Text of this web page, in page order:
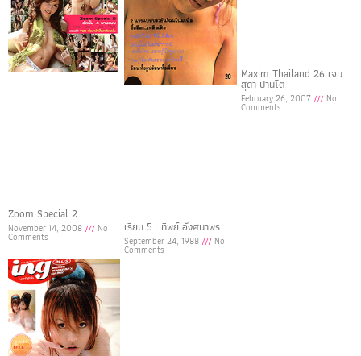
Zoom Special 2
November 14, 2008 No
Comments
เรียม 5 : ทิพย์ อังศนาพร
September 24, 1988 No
Comments
Maxim Thailand 26 เจน
สุดา ปานโต
February 26, 2007 No
Comments